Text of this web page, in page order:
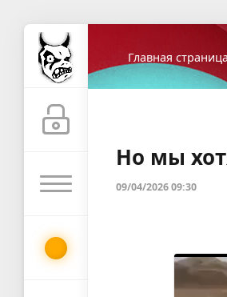
Главная страница
Но мы
09/04/2026 09:30